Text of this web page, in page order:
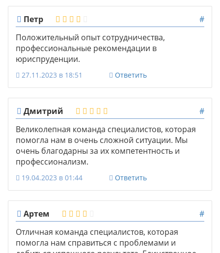
Петр
#
Положительный опыт сотрудничества,
профессиональные рекомендации в
юриспруденции.
27.11.2023 в 18:51 Ответить
Дмитрий
#
Великолепная команда специалистов, которая
помогла нам в очень сложной ситуации. Мы
очень благодарны за их компетентность и
профессионализм.
19.04.2023 в 01:44 Ответить
Артем
#
Отличная команда специалистов, которая
помогла нам справиться с проблемами и